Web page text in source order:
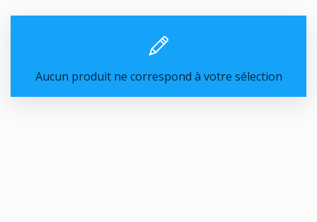
Aucun produit ne correspond à votre sélection